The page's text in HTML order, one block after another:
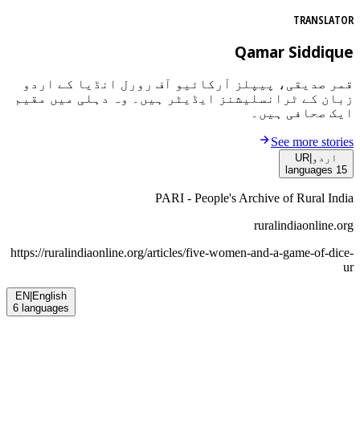
TRANSLATOR
Qamar Siddique
قمر صدیقی، پیپلز آرکائیو آف رورل انڈیا کے اردو
زبان کے ٹرانسلیشنز ایڈیٹر ہیں۔ وہ دہلی میں مقیم
ایک صحافی ہیں۔
See more stories
اردو UR
15
languages
PARI - People's Archive of Rural India
ruralindiaonline.org
https://ruralindiaonline.org/articles/five-women-and-a-game-of-dice-
ur
EN English
6 languages